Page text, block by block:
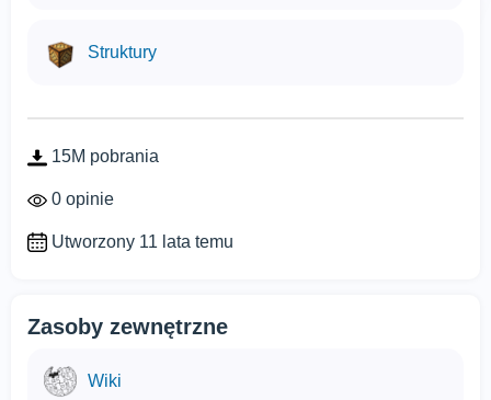
Struktury
15M pobrania
0 opinie
Utworzony 11 lata temu
Zasoby zewnętrzne
Wiki